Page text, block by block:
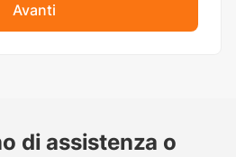
Avanti
di assistenza o